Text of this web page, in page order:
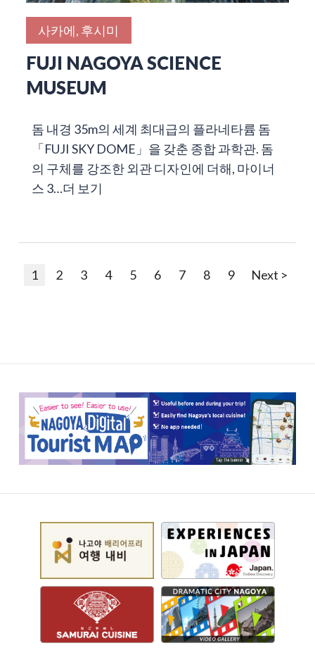
사카에, 후시미
FUJI NAGOYA SCIENCE
MUSEUM
돔 내경 35m의 세계 최대급의 플라네타륨 돔
「FUJI SKY DOME」을 갖춘 종합 과학관. 돔
의 구체를 강조한 외관 디자인에 더해, 마이너
스 3…더 보기
1 2 3 4 5 6 7 8 9 Next >